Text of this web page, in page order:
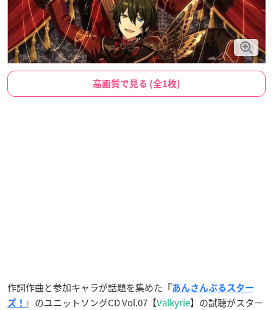
高画質で見る (全1枚)
作詞作曲と参加キャラが話題を集めた『あんさんぶるスター
ズ！ 』のユニットソングCD Vol.07【Valkyrie】の試聴がスター